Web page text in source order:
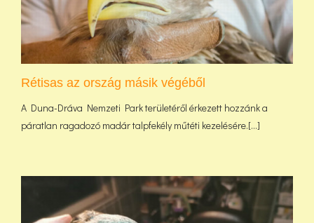
Rétisas az ország másik végéből
A Duna-Dráva Nemzeti Park területéről érkezett hozzánk a
páratlan ragadozó madár talpfekély műtéti kezelésére.[...]